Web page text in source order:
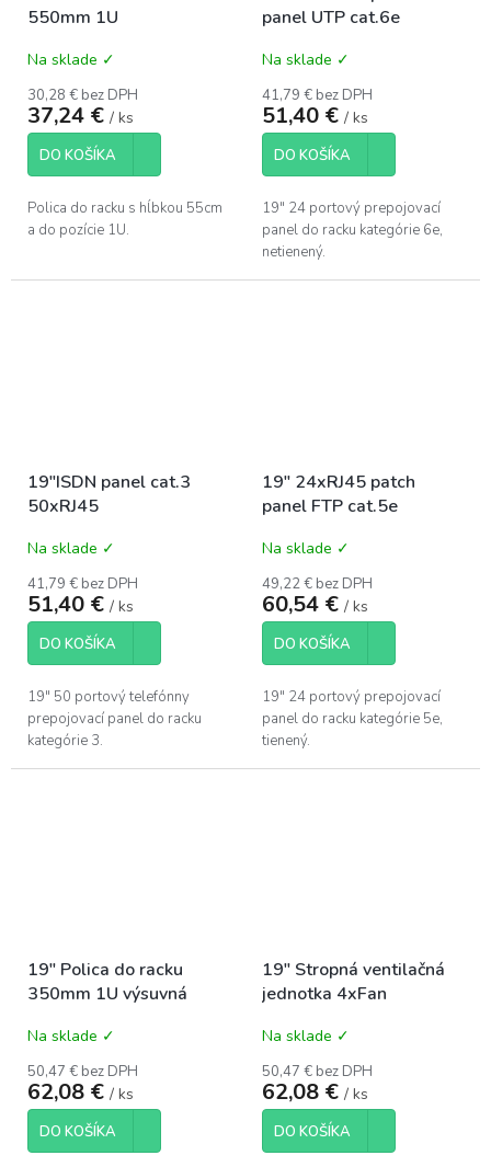
550mm 1U
Na sklade ✓
30,28 € bez DPH
37,24 € / ks
DO KOŠÍKA
Polica do racku s hĺbkou 55cm
a do pozície 1U.
panel UTP cat.6e
Na sklade ✓
41,79 € bez DPH
51,40 € / ks
DO KOŠÍKA
19" 24 portový prepojovací
panel do racku kategórie 6e,
netienený.
19"ISDN panel cat.3
50xRJ45
Na sklade ✓
41,79 € bez DPH
51,40 € / ks
DO KOŠÍKA
19" 50 portový telefónny
prepojovací panel do racku
kategórie 3.
19" 24xRJ45 patch
panel FTP cat.5e
Na sklade ✓
49,22 € bez DPH
60,54 € / ks
DO KOŠÍKA
19" 24 portový prepojovací
panel do racku kategórie 5e,
tienený.
19" Polica do racku
350mm 1U výsuvná
Na sklade ✓
50,47 € bez DPH
62,08 € / ks
DO KOŠÍKA
19" Stropná ventilačná
jednotka 4xFan
Na sklade ✓
50,47 € bez DPH
62,08 € / ks
DO KOŠÍKA